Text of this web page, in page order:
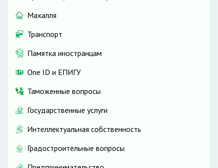
Махалля
Транспорт
Памятка иностранцам
One ID и ЕПИГУ
Таможенные вопросы
Государственные услуги
Интеллектуальная собственность
Градостроительные вопросы